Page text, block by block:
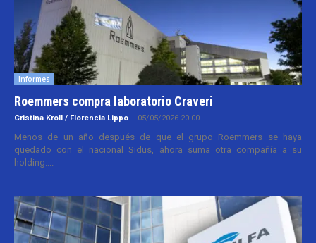
Informes
Roemmers compra laboratorio Craveri
Cristina Kroll / Florencia Lippo - 05/05/2026 20:00
Menos de un año después de que el grupo Roemmers se haya
quedado con el nacional Sidus, ahora suma otra compañía a su
holding....